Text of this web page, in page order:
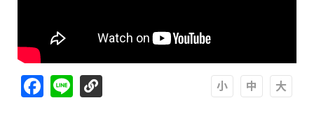
Facebook
Line